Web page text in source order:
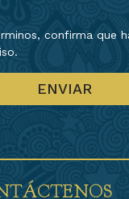
confirma que